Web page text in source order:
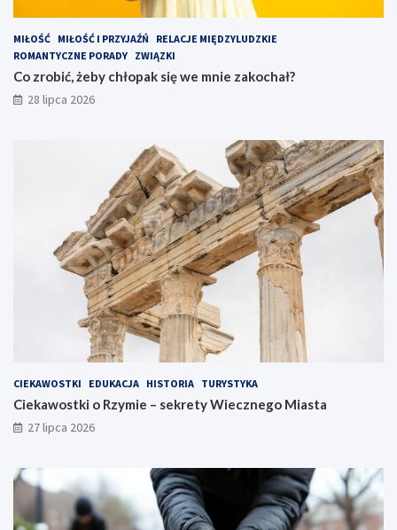
MIŁOŚĆ MIŁOŚĆ I PRZYJAŹŃ
RELACJE MIĘDZYLUDZKIE
ROMANTYCZNE PORADY ZWIĄZKI
Co zrobić, żeby chłopak się we mnie zakochał?
28 lipca 2026
CIEKAWOSTKI EDUKACJA HISTORIA TURYSTYKA
Ciekawostki o Rzymie – sekrety Wiecznego Miasta
27 lipca 2026